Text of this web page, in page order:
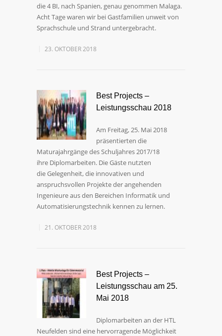
die 4 BI, nach Spanien, genau genommen Malaga.
Acht Tage waren wir bei Gastfamilien unweit von
Sprachschule und Strand untergebracht.
23. OKTOBER 2018
Best Projects –
Leistungsschau 2018
Am Freitag, 25. Mai 2018
präsentierten die
Maturajahrgänge des Schuljahres 2017/18
ihre Diplomarbeiten. Die Gäste nutzten
die Gelegenheit, die innovativen und
anspruchsvollen Projekte der angehenden
Ingenieure aus den Bereichen Informatik und
Automatisierungstechnik kennen zu lernen.
21. OKTOBER 2018
Best Projects –
Leistungsschau am 25.
Mai 2018
Diplomarbeiten an der HTL
Neufelden sind eine hervorragende Möglichkeit